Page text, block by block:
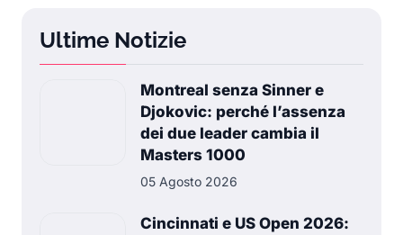
Ultime Notizie
Montreal senza Sinner e
Djokovic: perché l’assenza
dei due leader cambia il
Masters 1000
05 Agosto 2026
Cincinnati e US Open 2026: